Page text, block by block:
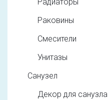
Радиаторы
Раковины
Смесители
Унитазы
Санузел
Декор для санузла